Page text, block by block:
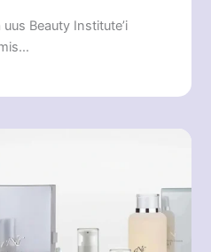
Beauty Institute’i